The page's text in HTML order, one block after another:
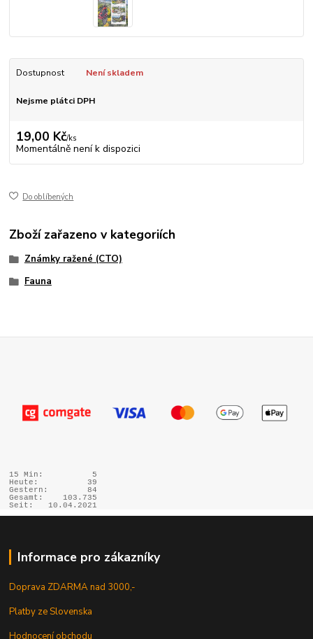
Dostupnost Není skladem
Nejsme plátci DPH
19,00 Kč/ks
Momentálně není k dispozici
Do oblíbených
Zboží zařazeno v kategoriích
Známky ražené (CTO)
Fauna
15 Min:
5
Heute:
39
Gestern:
84
Gesamt:
103.735
Seit:
10.04.2021
Informace pro zákazníky
Doprava ZDARMA nad 3000,-
Platby ze Slovenska
Hodnocení obchodu